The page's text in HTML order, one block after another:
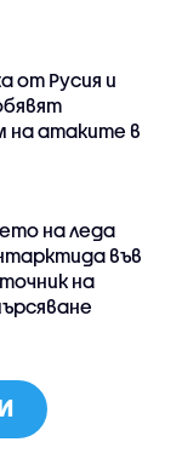
от Русия и
на атаките в
на леда
във
на